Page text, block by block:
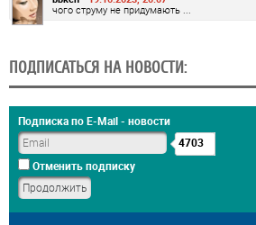
чого струму не придумають ...
ПОДПИСАТЬСЯ НА НОВОСТИ:
Подписка по E-Mail - новости
4703
Отменить подписку